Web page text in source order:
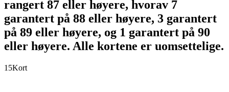
rangert 87 eller høyere, hvorav 7
garantert på 88 eller høyere, 3 garantert
på 89 eller høyere, og 1 garantert på 90
eller høyere. Alle kortene er uomsettelige.
15Kort